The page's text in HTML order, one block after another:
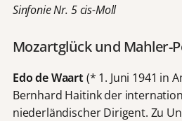
Sinfonie Nr. 5 cis-Moll
Mozartglück und Mahler-
Edo de Waart(* 1. Juni 1941 in
Bernhard Haitink der
niederländischer Dirigent. Zu